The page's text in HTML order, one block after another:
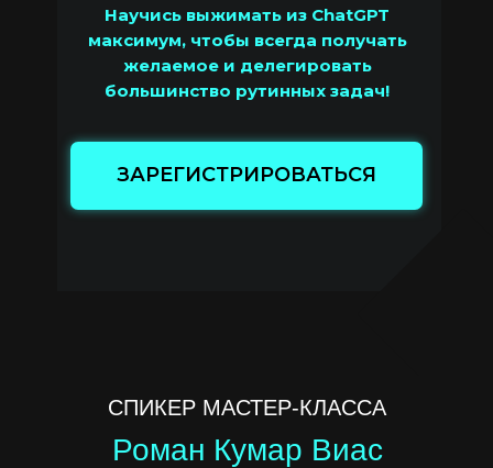
Научись выжимать из ChatGPT
максимум, чтобы всегда получать
желаемое и делегировать
большинство рутинных задач!
ЗАРЕГИСТРИРОВАТЬСЯ
СПИКЕР МАСТЕР-КЛАССА
Роман Кумар Виас